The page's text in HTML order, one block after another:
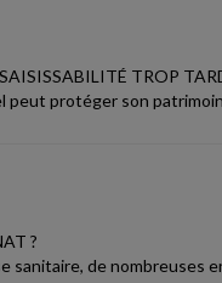
TROP
protéger son
?
sanitaire, de nombreuses